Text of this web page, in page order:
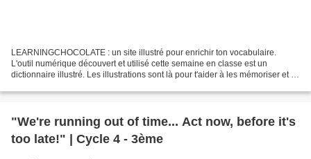
LEARNINGCHOCOLATE : un site illustré pour enrichir ton vocabulaire.
L'outil numérique découvert et utilisé cette semaine en classe est un
dictionnaire illustré. Les illustrations sont là pour t'aider à les mémoriser et à
"We're running out of time... Act now, before it's
too late!" | Cycle 4 - 3ème